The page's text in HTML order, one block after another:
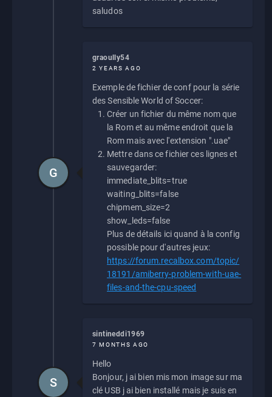
saludos
graoully54
2 YEARS AGO
Exemple de fichier de conf pour la série
des Sensible World of Soccer:
Créer un fichier du même nom que
la Rom et au même endroit que la
Rom mais avec l'extension ".uae"
Mettre dans ce fichier ces lignes et
sauvegarder:
immediate_blits=true
waiting_blits=false
chipmem_size=2
show_leds=false
Plus de détails ici quand à la config
possible pour d'autres jeux:
https://forum.recalbox.com/topic/
18191/amiberry-problem-with-uae-
files-and-the-cpu-speed
G
sintineddi1969
7 MONTHS AGO
Hello
Bonjour, j ai bien mis mon image sur ma
clé USB j ai bien installé mais je suis en
S